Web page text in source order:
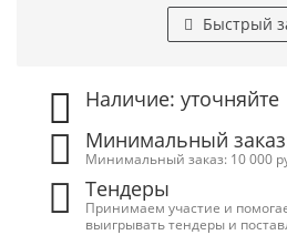
Быстрый
Наличие: уточняйте
Минимальный
Минимальный заказ: 10 000
Тендеры
Принимаем участие и
выигрывать тендеры и